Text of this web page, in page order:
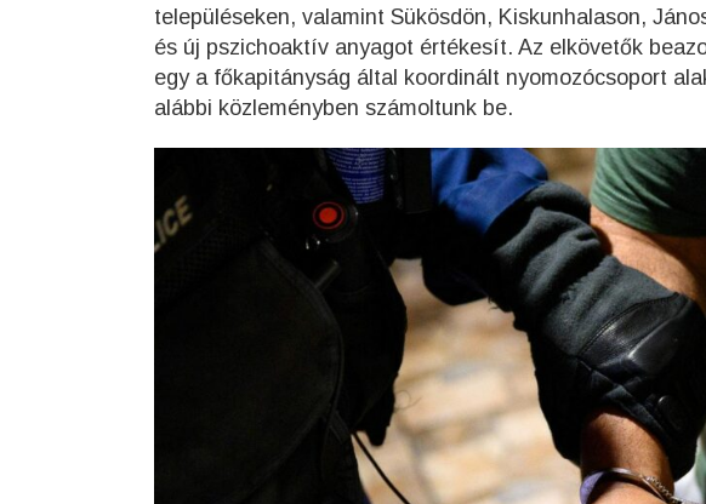
településeken, valamint Sükösdön, Kiskunhalason,
és új pszichoaktív anyagot értékesít. Az elkövetők
egy a főkapitányság által koordinált nyomozócsoport
alábbi közleményben számoltunk be.